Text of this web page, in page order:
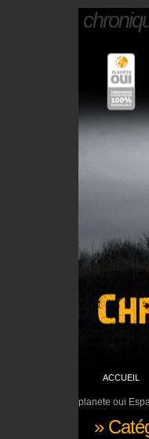
planete oui
ACCUEIL
»